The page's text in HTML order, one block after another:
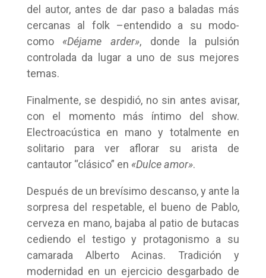
del autor, antes de dar paso a baladas más
cercanas al folk –entendido a su modo-
como «Déjame arder», donde la pulsión
controlada da lugar a uno de sus mejores
temas.
Finalmente, se despidió, no sin antes avisar,
con el momento más íntimo del show.
Electroacústica en mano y totalmente en
solitario para ver aflorar su arista de
cantautor “clásico” en «Dulce amor».
Después de un brevísimo descanso, y ante la
sorpresa del respetable, el bueno de Pablo,
cerveza en mano, bajaba al patio de butacas
cediendo el testigo y protagonismo a su
camarada Alberto Acinas. Tradición y
modernidad en un ejercicio desgarbado de